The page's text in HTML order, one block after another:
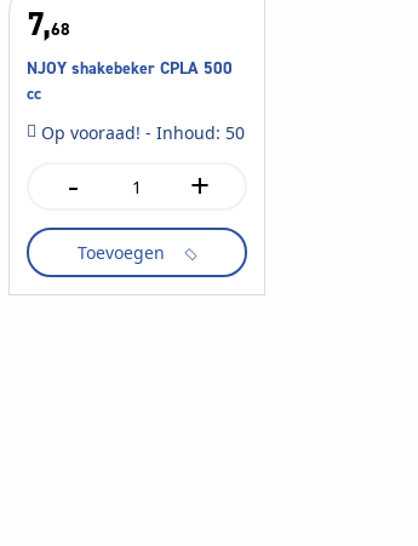
7,68
NJOY shakebeker CPLA 500
cc
Op vooraad! - Inhoud: 50
-
NJOY
CPLA
cc
aantal
+
Toevoegen